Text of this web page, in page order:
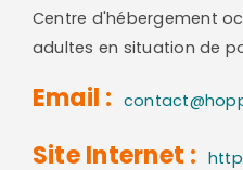
Centre d'hébergement
adultes en situation de
Email :
Site Internet :